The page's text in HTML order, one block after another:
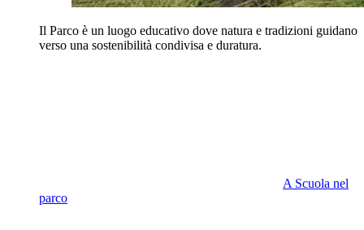
Il Parco è un luogo educativo dove natura e tradizioni guidano
verso una sostenibilità condivisa e duratura.
A Scuola nel
parco